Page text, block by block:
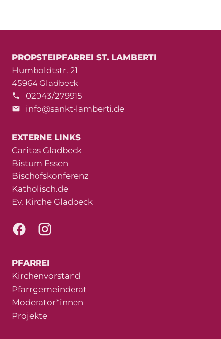
PROPSTEIPFARREI ST. LAMBERTI
Humboldtstr. 21
45964 Gladbeck
02043/279915
info@sankt-lamberti.de
EXTERNE LINKS
Caritas Gladbeck
Bistum Essen
Bischofskonferenz
Katholisch.de
Ev. Kirche Gladbeck
PFARREI
Kirchenvorstand
Pfarrgemeinderat
Moderator*innen
Projekte